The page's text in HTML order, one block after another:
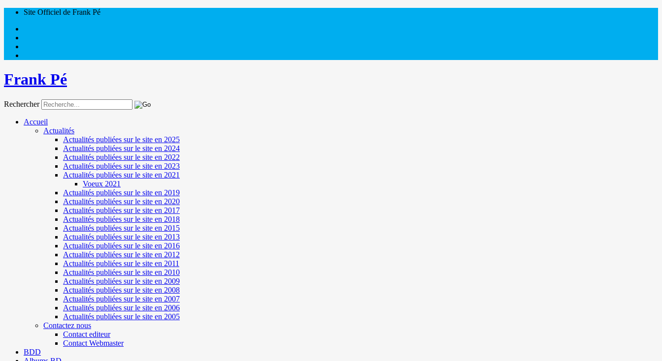
Site Officiel de Frank Pé
Frank Pé
Rechercher
Accueil
Actualités
Actualités publiées sur le site en 2025
Actualités publiées sur le site en 2024
Actualités publiées sur le site en 2022
Actualités publiées sur le site en 2023
Actualités publiées sur le site en 2021
Voeux 2021
Actualités publiées sur le site en 2019
Actualités publiées sur le site en 2020
Actualités publiées sur le site en 2017
Actualités publiées sur le site en 2018
Actualités publiées sur le site en 2015
Actualités publiées sur le site en 2013
Actualités publiées sur le site en 2016
Actualités publiées sur le site en 2012
Actualités publiées sur le site en 2011
Actualités publiées sur le site en 2010
Actualités publiées sur le site en 2009
Actualités publiées sur le site en 2008
Actualités publiées sur le site en 2007
Actualités publiées sur le site en 2006
Actualités publiées sur le site en 2005
Contactez nous
Contact editeur
Contact Webmaster
BDD